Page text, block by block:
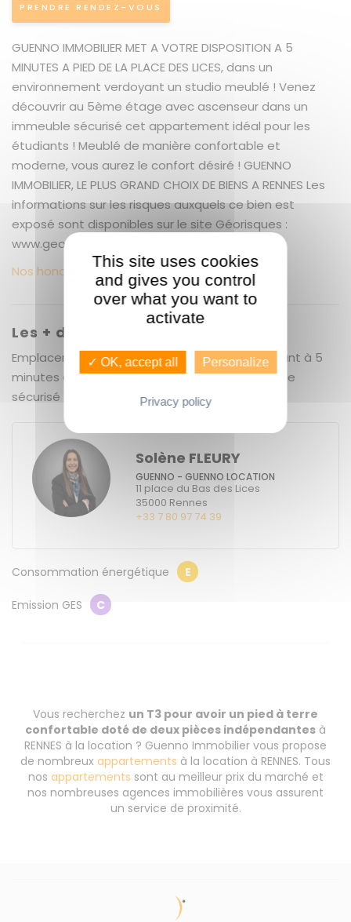
PRENDRE RENDEZ-VOUS
GUENNO IMMOBILIER MET A VOTRE DISPOSITION A 5
MINUTES A PIED DE LA PLACE DES LICES, dans un
environnement verdoyant un studio meublé ! Venez
découvrir au 5ème étage avec ascenseur dans un
immeuble sécurisé cet appartement idéal pour les
étudiants ! Meublé de manière confortable et
moderne, vous aurez le confort désiré ! GUENNO
IMMOBILIER, LE PLUS GRAND CHOIX DE BIENS A RENNES Les
informations sur les risques auxquels ce bien est
exposé sont disponibles sur le site Géorisques :
www.georisques.gouv.fr
Nos honoraires
Les + du bien
Emplacement de premier choix : cadre verdoyant à 5
minutes à pied de la place des Lices - immeuble
sécurisé - meublé - ascenseur - garage à vélo
Solène FLEURY
GUENNO - GUENNO LOCATION
11 place du Bas des Lices
35000 Rennes
+33 7 80 97 74 39
Consommation énergétique E
Emission GES C
Vous recherchez un T3 pour avoir un pied à terre
confortable doté de deux pièces indépendantes à
RENNES à la location ? Guenno Immobilier vous propose
de nombreux appartements à la location à RENNES. Tous
nos appartements sont au meilleur prix du marché et
nos nombreuses agences immobilières vous assurent
un service de proximité.
This site uses cookies
and gives you control
over what you want to
activate
✓ OK, accept all Personalize
Privacy policy